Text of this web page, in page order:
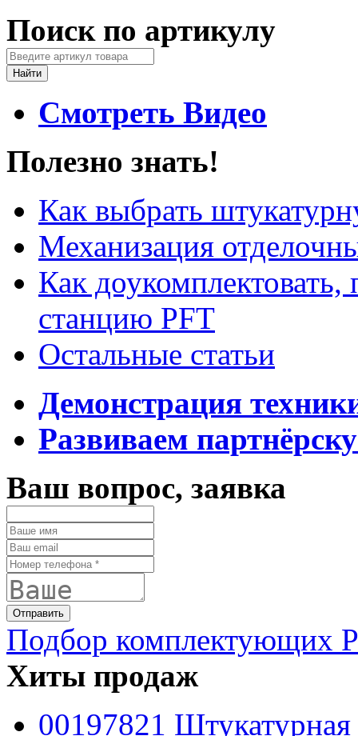
Поиск по артикулу
Смотреть Видео
Полезно знать!
Как выбрать
Механизация
Как
станцию PFT
Остальные статьи
Демонстрация
Развиваем
Ваш вопрос, заявка
Подбор комплектующих
Хиты продаж
00197821